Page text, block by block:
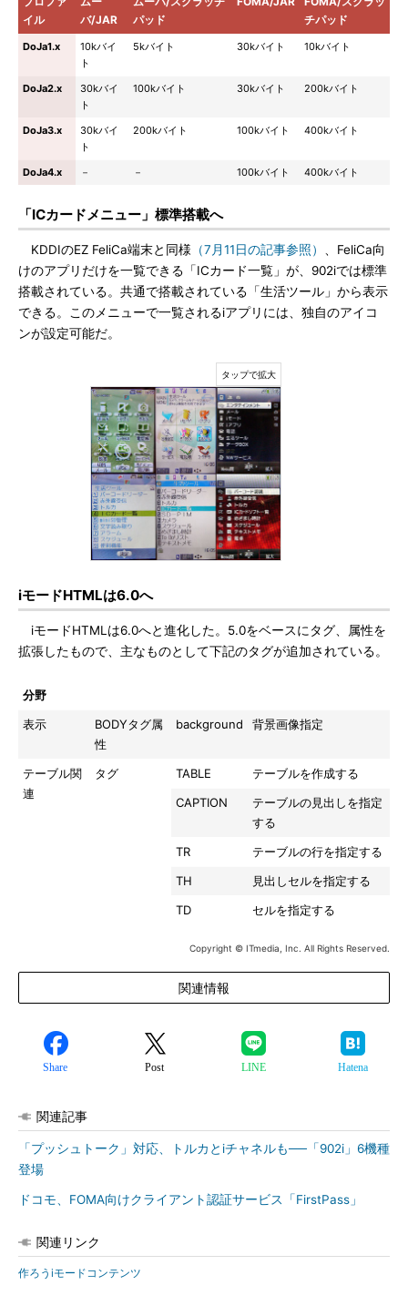
イル
バ/JAR
パッド
チパッド
DoJa1.x
10kバイ
ト
5kバイト 30kバイト 10kバイト
DoJa2.x
30kバイ
ト
100kバイト 30kバイト 200kバイト
DoJa3.x
30kバイ
ト
200kバイト 100kバイト 400kバイト
DoJa4.x － － 100kバイト 400kバイト
「ICカードメニュー」標準搭載へ
KDDIのEZ FeliCa端末と同様 （7月11日の記事参照）
、FeliCa向
けのアプリだけを一覧できる「ICカード一覧」が、902iでは標準
搭載されている。共通で搭載されている「生活ツール」から表示
できる。このメニューで一覧されるiアプリには、独自のアイコ
ンが設定可能だ。
iモードHTMLは6.0へ
iモードHTMLは6.0へと進化した。5.0をベースにタグ、属性を
拡張したもので、主なものとして下記のタグが追加されている。
分野
表示
BODYタグ属
性
background 背景画像指定
テーブル関
連
タグ TABLE
テーブルを作成する
CAPTION
テーブルの見出しを指定
する
TR
テーブルの行を指定する
TH
見出しセルを指定する
TD
セルを指定する
Copyright © ITmedia, Inc. All Rights Reserved.
関連情報
Share Post LINE Hatena
関連記事
「プッシュトーク」対応、トルカとiチャネルも──「902i」6機種
登場
ドコモ、FOMA向けクライアント認証サービス「FirstPass」
関連リンク
作ろうiモードコンテンツ